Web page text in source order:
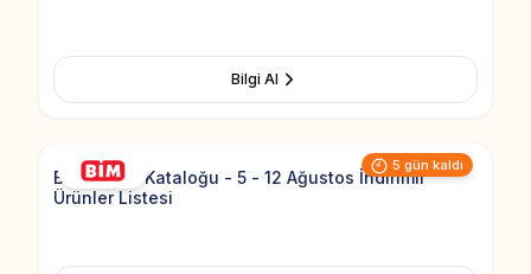
Bilgi Al
5 gün kaldı
Add to
Bim Aktüel Kataloğu - 5 - 12 Ağustos İndirimli
Ürünler Listesi